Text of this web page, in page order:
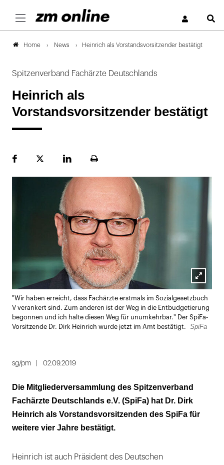
Home News Heinrich als Vorstandsvorsitzender bestätigt
Spitzenverband Fachärzte Deutschlands
Heinrich als
Vorstandsvorsitzender bestätigt
FacebookPlattformLinekdInSeite
Lightbox
öffnen
"Wir haben erreicht, dass Fachärzte erstmals im Sozialgesetzbuch
V verankert sind. Zum anderen ist der Weg in die Entbudgetierung
begonnen und ich halte diesen Weg für unumkehrbar." Der SpiFa-
Vorsitzende Dr. Dirk Heinrich wurde jetzt im Amt bestätigt.
SpiFa
sg/pm 02.09.2019
Die Mitgliederversammlung des Spitzenverband
Fachärzte Deutschlands e.V. (SpiFa) hat Dr. Dirk
Heinrich als Vorstandsvorsitzenden des SpiFa für
weitere vier Jahre bestätigt.
Heinrich ist auch Präsident des Deutschen